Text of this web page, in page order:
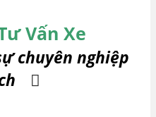
Vấn Xe
chuyên nghiệp